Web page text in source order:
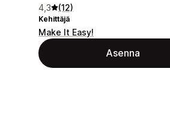
4,3 (12)
Kehittäjä
Make It Easy!
Asenna